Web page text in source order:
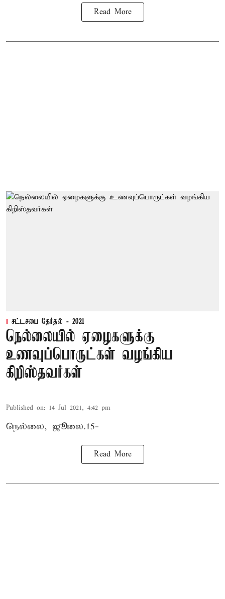
Read More
சட்டசபை தேர்தல் - 2021
நெல்லையில் ஏழைகளுக்கு
உணவுப்பொருட்கள் வழங்கிய
கிறிஸ்தவர்கள்
Published on: 14 Jul 2021, 4:42 pm
நெல்லை, ஜூலை.15-
Read More